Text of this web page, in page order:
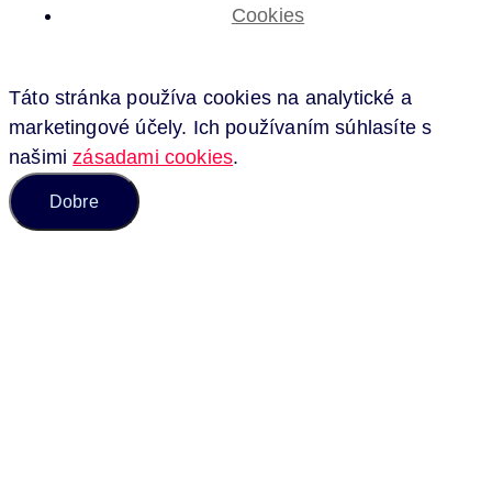
Cookies
Táto stránka používa cookies na analytické a
marketingové účely. Ich používaním súhlasíte s
našimizásadami cookies.
Dobre